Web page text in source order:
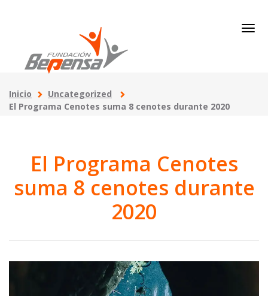
Inicio
Uncategorized
El Programa Cenotes suma 8 cenotes durante 2020
El Programa Cenotes
suma 8 cenotes durante
2020